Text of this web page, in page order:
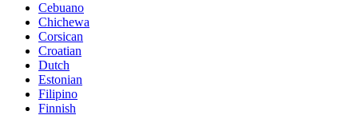
Cebuano
Chichewa
Corsican
Croatian
Dutch
Estonian
Filipino
Finnish